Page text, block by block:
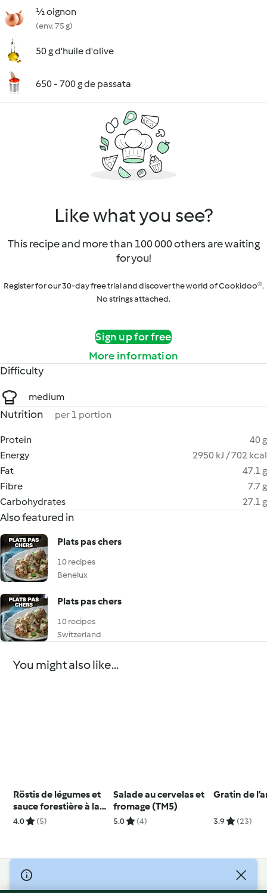
½ oignon
(env. 75 g)
50 g d'huile d'olive
650 - 700 g de passata
Like what you see?
This recipe and more than 100 000 others are waiting
for you!
Register for our 30-day free trial and discover the world of Cookidoo®.
No strings attached.
Sign up for free
More information
Difficulty
medium
Nutrition per 1 portion
Protein
40 g
Energy
2950 kJ / 702 kcal
Fat
47.1 g
Fibre
7.7 g
Carbohydrates
27.1 g
Also featured in
Plats pas chers
10 recipes
Benelux
Plats pas chers
10 recipes
Switzerland
You might also like...
Röstis de légumes et
sauce forestière à la
crème (TM5)
4.0 (5)
Salade au cervelas et
fromage (TM5)
5.0 (4)
Gratin de
3.9 (23)
© Copyright 2026